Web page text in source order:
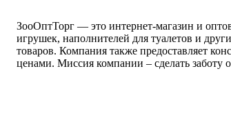
ЗооОптТорг — это интернет-магазин и
игрушек, наполнителей для туалетов и
товаров. Компания также предоставляет
ценами. Миссия компании – сделать